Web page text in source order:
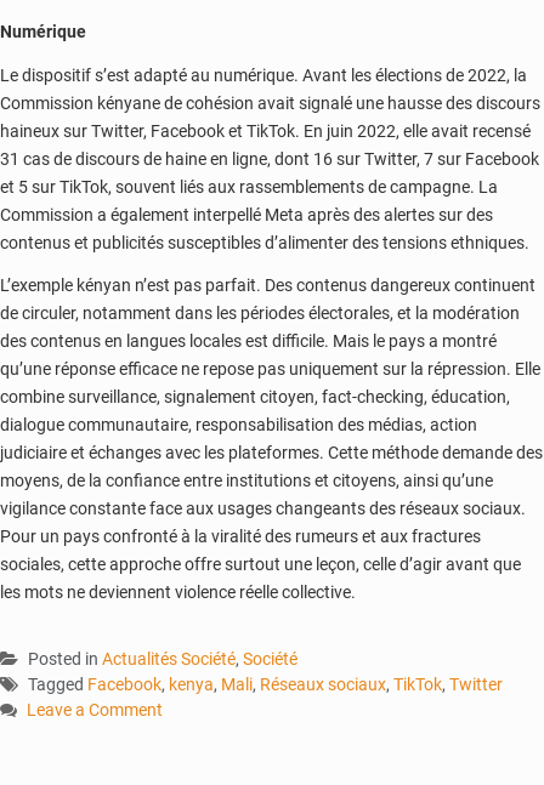
Numérique
Le dispositif s’est adapté au numérique. Avant les élections de 2022, la
Commission kényane de cohésion avait signalé une hausse des discours
haineux sur Twitter, Facebook et TikTok. En juin 2022, elle avait recensé
31 cas de discours de haine en ligne, dont 16 sur Twitter, 7 sur Facebook
et 5 sur TikTok, souvent liés aux rassemblements de campagne. La
Commission a également interpellé Meta après des alertes sur des
contenus et publicités susceptibles d’alimenter des tensions ethniques.
L’exemple kényan n’est pas parfait. Des contenus dangereux continuent
de circuler, notamment dans les périodes électorales, et la modération
des contenus en langues locales est difficile. Mais le pays a montré
qu’une réponse efficace ne repose pas uniquement sur la répression. Elle
combine surveillance, signalement citoyen, fact-checking, éducation,
dialogue communautaire, responsabilisation des médias, action
judiciaire et échanges avec les plateformes. Cette méthode demande des
moyens, de la confiance entre institutions et citoyens, ainsi qu’une
vigilance constante face aux usages changeants des réseaux sociaux.
Pour un pays confronté à la viralité des rumeurs et aux fractures
sociales, cette approche offre surtout une leçon, celle d’agir avant que
les mots ne deviennent violence réelle collective.
Posted in Actualités Société, Société
Tagged Facebook, kenya, Mali, Réseaux sociaux, TikTok, Twitter
Leave a Comment